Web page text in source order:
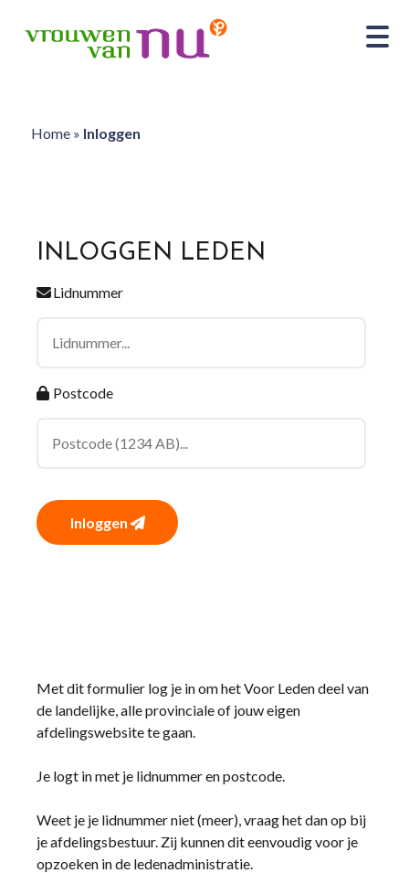
Home» Inloggen
INLOGGEN LEDEN
Lidnummer
Postcode
Inloggen
Met dit formulier log je in om het Voor Leden deel van
de landelijke, alle provinciale of jouw eigen
afdelingswebsite te gaan.
Je logt in met je lidnummer en postcode.
Weet je je lidnummer niet (meer), vraag het dan op bij
je afdelingsbestuur. Zij kunnen dit eenvoudig voor je
opzoeken in de ledenadministratie.